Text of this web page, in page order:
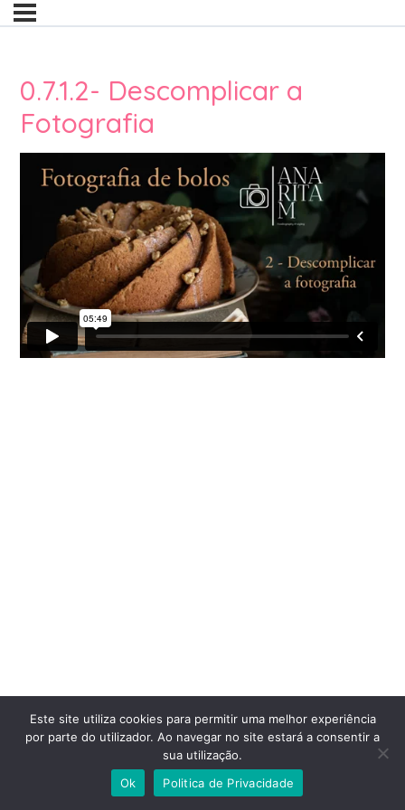
0.7.1.2- Descomplicar a
Fotografia
Este site utiliza cookies para permitir uma melhor experiência
por parte do utilizador. Ao navegar no site estará a consentir a
sua utilização.
Ok
Politica de Privacidade